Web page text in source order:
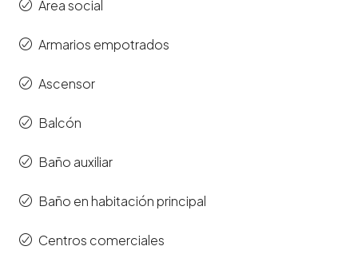
Área social
Armarios empotrados
Ascensor
Balcón
Baño auxiliar
Baño en habitación principal
Centros comerciales